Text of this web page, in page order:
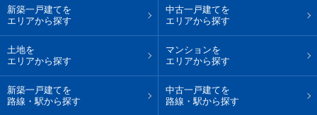
新築一戸建てを
エリアから探す
中古一戸建てを
エリアから探す
土地を
エリアから探す
マンションを
エリアから探す
新築一戸建てを
路線・駅から探す
中古一戸建てを
路線・駅から探す